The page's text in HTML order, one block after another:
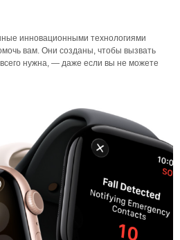
инновационными технологиями
вам. Они созданы, чтобы вызвать
нужна, — даже если вы не можете